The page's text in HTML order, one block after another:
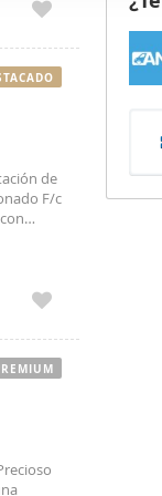
funciones
del
del uso
de
F/c
WE
de
página